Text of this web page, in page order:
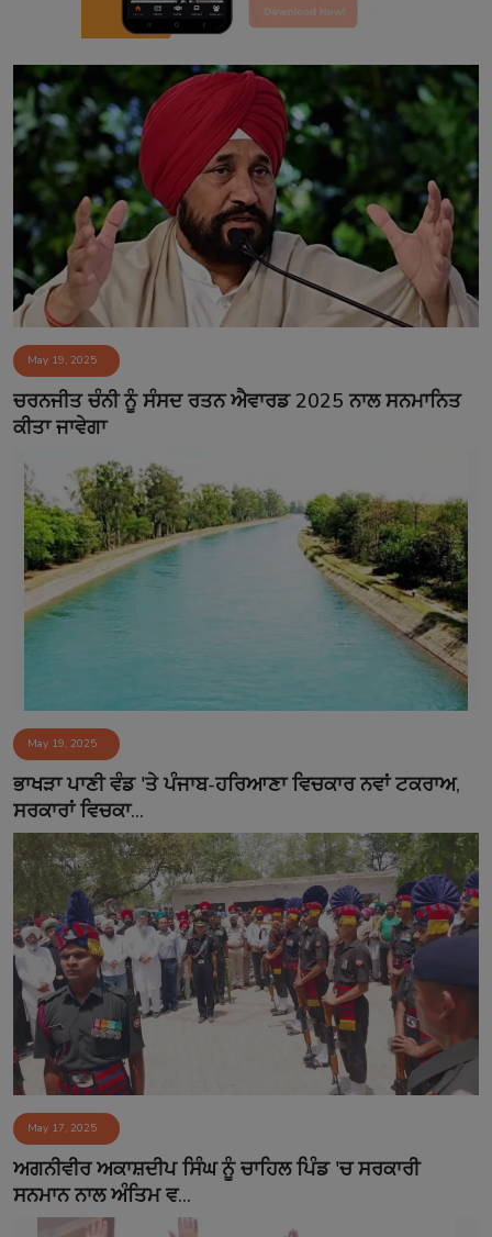
May 19, 2025
ਚਰਨਜੀਤ ਚੰਨੀ ਨੂੰ ਸੰਸਦ ਰਤਨ ਐਵਾਰਡ 2025 ਨਾਲ ਸਨਮਾਨਿਤ
ਕੀਤਾ ਜਾਵੇਗਾ
May 19, 2025
ਭਾਖੜਾ ਪਾਣੀ ਵੰਡ 'ਤੇ ਪੰਜਾਬ-ਹਰਿਆਣਾ ਵਿਚਕਾਰ ਨਵਾਂ ਟਕਰਾਅ,
ਸਰਕਾਰਾਂ ਵਿਚਕਾ...
May 17, 2025
ਅਗਨੀਵੀਰ ਅਕਾਸ਼ਦੀਪ ਸਿੰਘ ਨੂੰ ਚਾਹਿਲ ਪਿੰਡ 'ਚ ਸਰਕਾਰੀ
ਸਨਮਾਨ ਨਾਲ ਅੰਤਿਮ ਵ...